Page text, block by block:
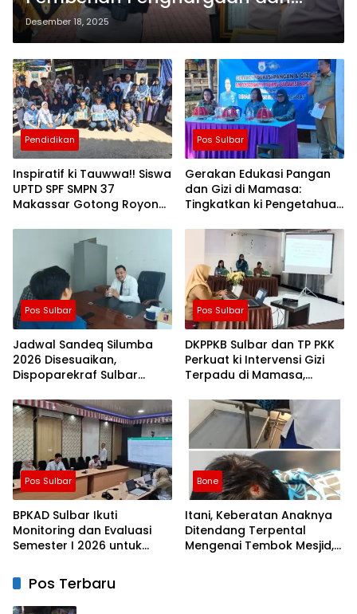
PTDH Personel Polda Sulsel
Desember 18, 2025
Pendidikan
Inspiratif ki Tauwwa!! Siswa
UPTD SPF SMPN 37
Makassar Gotong Royong
Pos Sulbar
Gerakan Edukasi Pangan
dan Gizi di Mamasa:
Tingkatkan ki Pengetahuan
Keluarga dalam
Pemenuhan Gizi
Pos Sulbar
Jadwal Sandeq Silumba
2026 Disesuaikan,
Dispoparekraf Sulbar
Tetap Dimatangkan
Pos Sulbar
DKPPKB Sulbar dan TP PKK
Perkuat ki Intervensi Gizi
Terpadu di Mamasa,
Maju dan Sejahtera
Pos Sulbar
BPKAD Sulbar Ikuti
Monitoring dan Evaluasi
Semester I 2026 untuk
Penyerapan Anggaran
Bone
Itani, Keberatan Anaknya
Ditendang Terpental
Mengenai Tembok Mesjid,
Pos Terbaru